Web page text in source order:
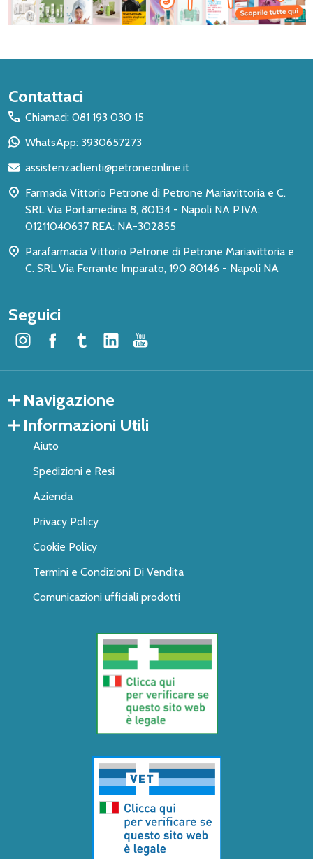
Inizio
del
piè
pagina
Contattaci
Chiamaci: 081 193 030 15
WhatsApp: 3930657273
assistenzaclienti@petroneonline.it
Farmacia Vittorio Petrone di Petrone Mariavittoria e C.
SRL Via Portamedina 8, 80134 - Napoli NA P.IVA:
01211040637 REA: NA-302855
Parafarmacia Vittorio Petrone di Petrone Mariavittoria e
C. SRL Via Ferrante Imparato, 190 80146 - Napoli NA
Seguici
Navigazione
Informazioni Utili
Aiuto
Spedizioni e Resi
Azienda
Privacy Policy
Cookie Policy
Termini e Condizioni Di Vendita
Comunicazioni ufficiali prodotti